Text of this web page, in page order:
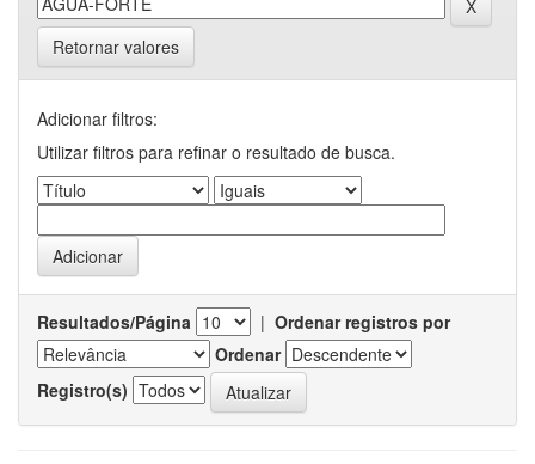
Retornar valores
Adicionar filtros:
Utilizar filtros para refinar o resultado de busca.
Resultados/Página | Ordenar registros por
Ordenar
Registro(s)